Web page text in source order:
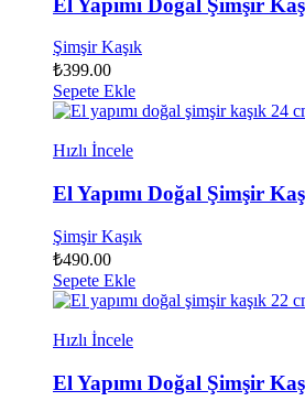
Şimşir Kaşık
₺399.00
Sepete Ekle
Hızlı İncele
El Yapımı Doğal Şimşir
Şimşir Kaşık
₺490.00
Sepete Ekle
Hızlı İncele
El Yapımı Doğal Şimşir